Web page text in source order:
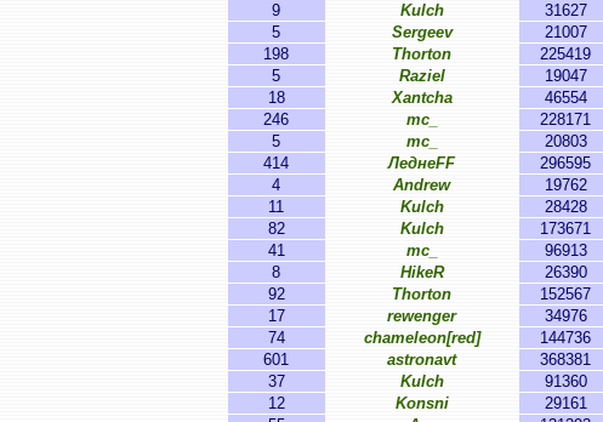
9 Kulch 31627
5 Sergeev 21007
198 Thorton 225419
5 Raziel 19047
18 Xantcha 46554
246 mc_ 228171
5 mc_ 20803
414 ЛеднеFF 296595
4 Andrew 19762
11 Kulch 28428
82 Kulch 173671
41 mc_ 96913
8 HikeR 26390
92 Thorton 152567
17 rewenger 34976
74 chameleon[red] 144736
601 astronavt 368381
37 Kulch 91360
12 Konsni 29161